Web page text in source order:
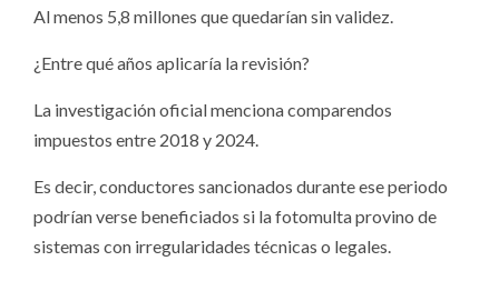
Al menos 5,8 millones que quedarían sin validez.
¿Entre qué años aplicaría la revisión?
La investigación oficial menciona comparendos
impuestos entre 2018 y 2024.
Es decir, conductores sancionados durante ese periodo
podrían verse beneficiados si la fotomulta provino de
sistemas con irregularidades técnicas o legales.